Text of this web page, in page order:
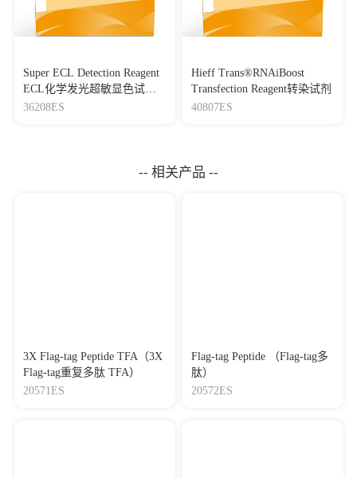
Super ECL Detection Reagent
ECL化学发光超敏显色试剂
盒
36208ES
Hieff Trans®RNAiBoost
Transfection Reagent转染试剂
40807ES
-- 相关产品 --
3X Flag-tag Peptide TFA（3X
Flag-tag重复多肽 TFA）
20571ES
Flag-tag Peptide （Flag-tag多
肽）
20572ES